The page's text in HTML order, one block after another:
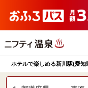
ホテルで楽しめる新川駅(愛